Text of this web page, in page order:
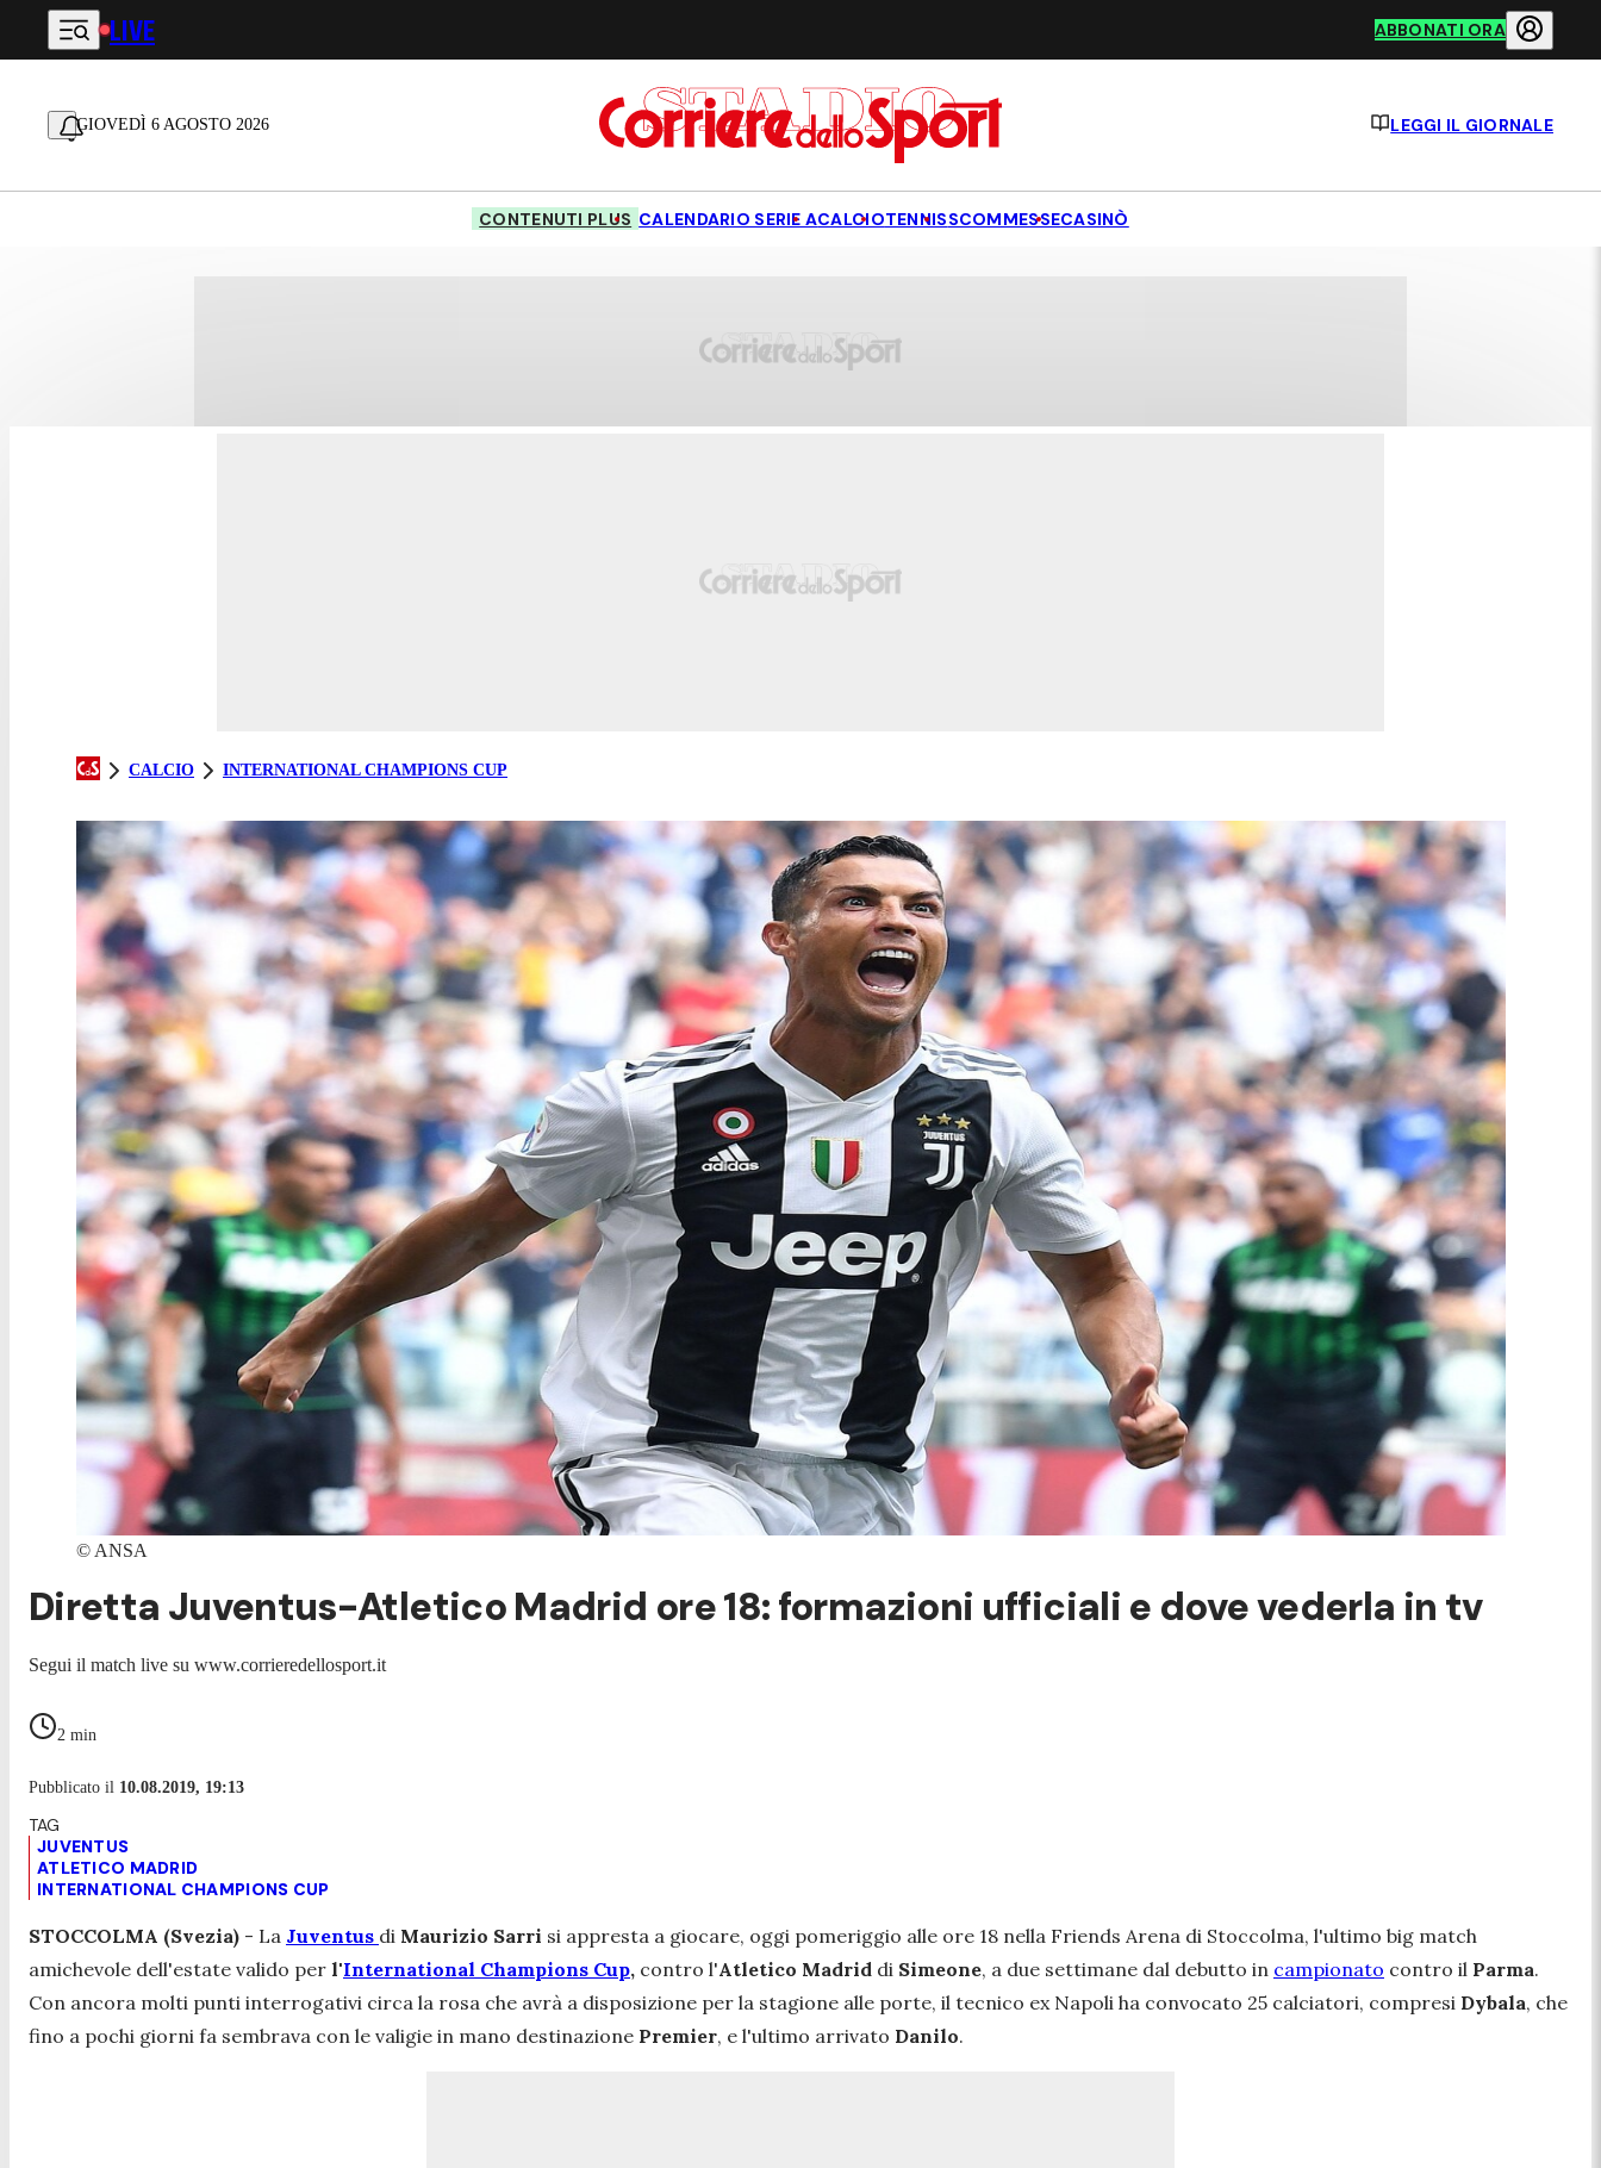
Vai al contenuto principale
LIVE ABBONATI ORA
GIOVEDÌ 6 AGOSTO 2026 LEGGI IL GIORNALE
CONTENUTI PLUS CALENDARIO SERIE ACALCIOTENNISSCOMMESSECASINÒ
CALCIO INTERNATIONAL CHAMPIONS CUP
© ANSA
Diretta Juventus-Atletico Madrid ore 18: formazioni ufficiali e dove vederla in tv
Segui il match live su www.corrieredellosport.it
2 min
Pubblicato il 10.08.2019, 19:13
JUVENTUS
ATLETICO MADRID
INTERNATIONAL CHAMPIONS CUP
STOCCOLMA (Svezia) - La Juventus di Maurizio Sarri si appresta a giocare, oggi pomeriggio alle ore 18 nella Friends Arena di Stoccolma, l'ultimo big match
amichevole dell'estate valido per l'International Champions Cup, contro l'Atletico Madrid di Simeone, a due settimane dal debutto in campionato contro il Parma.
Con ancora molti punti interrogativi circa la rosa che avrà a disposizione per la stagione alle porte, il tecnico ex Napoli ha convocato 25 calciatori, compresi Dybala, che
fino a pochi giorni fa sembrava con le valigie in mano destinazione Premier, e l'ultimo arrivato Danilo.